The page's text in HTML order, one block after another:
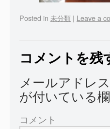
Posted in 未分類 | Leave a
コメントを残
メールアドレ
が付いている
コメント